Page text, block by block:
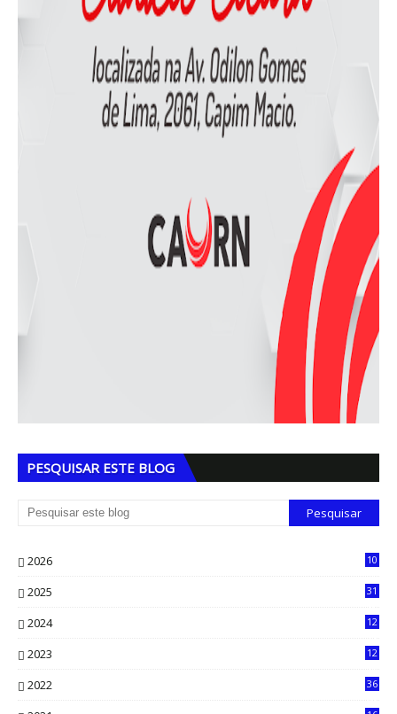
PESQUISAR ESTE BLOG
2026
10
2025
31
2024
12
2023
12
2022
36